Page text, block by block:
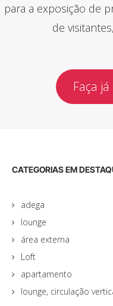
para a exposição de
de
Faça
CATEGORIAS EM
adega
lounge
área externa
Loft
apartamento
lounge, circulação